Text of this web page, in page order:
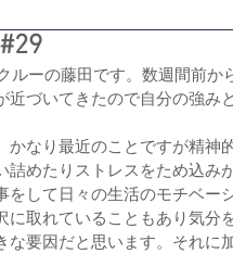
ルーの藤田です。数週間前
近づいてきたので自分の強み
かなり最近のことですが精神
詰めたりストレスをため込み
をして日々の生活のモチベー
に取れていることもあり気分
な要因だと思います。それに